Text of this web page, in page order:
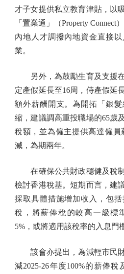
才子女提供私立教育津貼，以
「置業通」（Property
內地人才調撥內地資金直接
業。
另外，為鼓勵生育及支援在
定產假延長至16周，侍產假延
額外薪酬開支。為開拓「銀
縮，建議調高重投職場的65歲
稅額，並為僱主提供高達僱員
減，為期兩年。
在確保公共財政穩健及稅制
檢討香港稅基。短期而言，建
採取具體措施增加收入，包
稅，將薪俸稅的較高一級標
5%，或將適用該稅率的入息門
該會亦提出，為減輕市民財
減2025-26年度100%的薪俸稅